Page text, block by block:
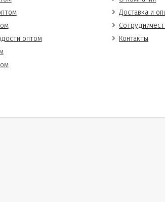
оптом
Доставка и
Контакты